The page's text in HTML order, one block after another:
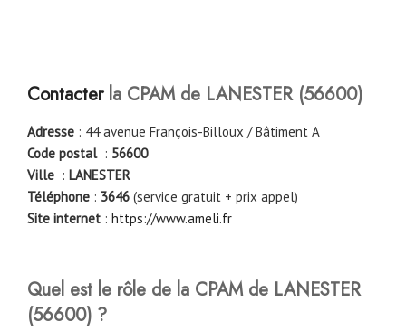
Contacterla CPAM de LANESTER (56600)
Adresse : 44 avenue François-Billoux / Bâtiment A
Code postal: 56600
Ville : LANESTER
Téléphone : 3646 (service gratuit + prix appel)
Site internet : https://www.ameli.fr
Quel est le rôle de la CPAM de LANESTER
(56600) ?